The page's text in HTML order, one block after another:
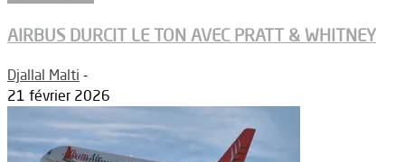
AIRBUS DURCIT LE TON AVEC PRATT & WHITNEY
Djallal Malti -
21 février 2026